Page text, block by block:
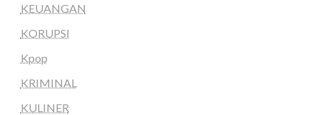
KEUANGAN
KORUPSI
Kpop
KRIMINAL
KULINER